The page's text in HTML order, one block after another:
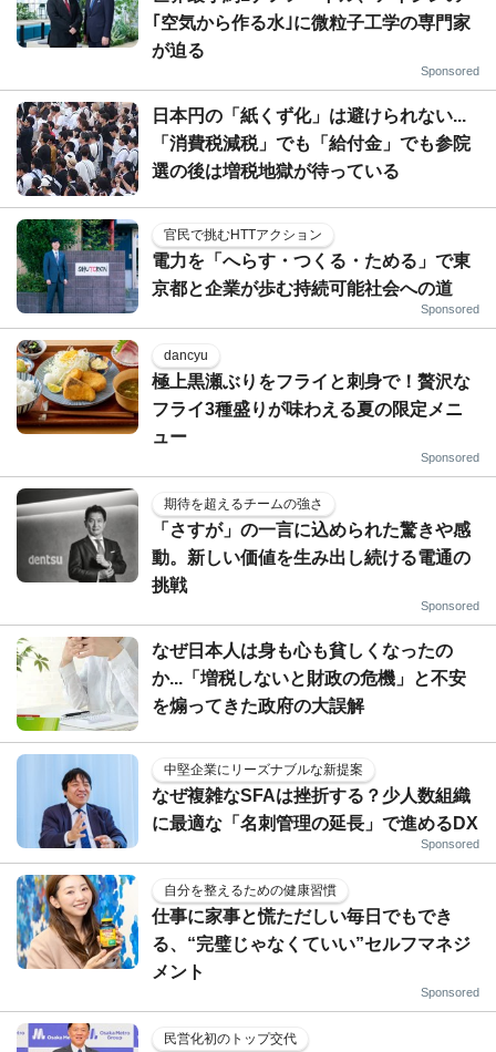
｢空気から作る水｣に微粒子工学の専門家
が迫る
Sponsored
日本円の「紙くず化」は避けられない...
「消費税減税」でも「給付金」でも参院
選の後は増税地獄が待っている
官民で挑むHTTアクション
電力を「へらす・つくる・ためる」で東
京都と企業が歩む持続可能社会への道
Sponsored
dancyu
極上黒瀬ぶりをフライと刺身で！贅沢な
フライ3種盛りが味わえる夏の限定メニ
ュー
Sponsored
期待を超えるチームの強さ
「さすが」の一言に込められた驚きや感
動。新しい価値を生み出し続ける電通の
挑戦
Sponsored
なぜ日本人は身も心も貧しくなったの
か...「増税しないと財政の危機」と不安
を煽ってきた政府の大誤解
中堅企業にリーズナブルな新提案
なぜ複雑なSFAは挫折する？少人数組織
に最適な「名刺管理の延長」で進めるDX
Sponsored
自分を整えるための健康習慣
仕事に家事と慌ただしい毎日でもでき
る、“完璧じゃなくていい”セルフマネジ
メント
Sponsored
民営化初のトップ交代